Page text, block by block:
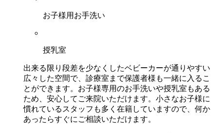
お子様用お手洗い
授乳室
出来る限り段差を少なくしたベビーカーが通りやすい
広々した空間で、診療室まで保護者様も一緒に入るこ
とができます。お子様専用のお手洗いや授乳室もある
ため、安心してご来院いただけます。小さなお子様に
慣れているスタッフも多く在籍していますので、何か
あったらすぐにご相談いただけます。